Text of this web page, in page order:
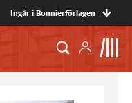
Ingår i Bonnierförlagen